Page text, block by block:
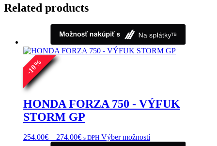
Related products
-
10
%
HONDA FORZA 750 - VÝFUK
STORM GP
254.00€ – 274.00€Price
s DPH Výber možnostíTento